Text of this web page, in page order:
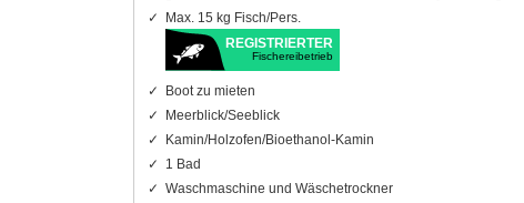
Max. 15 kg Fisch/Pers.
REGISTRIERTER
Fischereibetrieb
Boot zu mieten
Meerblick/Seeblick
Kamin/Holzofen/Bioethanol-Kamin
1 Bad
Waschmaschine und Wäschetrockner